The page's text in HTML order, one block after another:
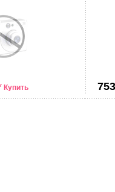
Купить